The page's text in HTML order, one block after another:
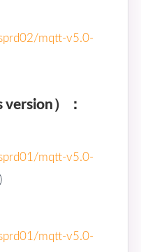
mqtt-v5.0-
）：
mqtt-v5.0-
mqtt-v5.0-